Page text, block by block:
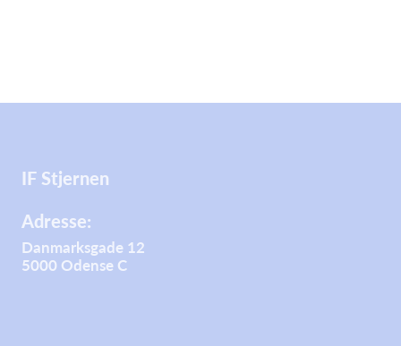
IF Stjernen
Adresse:
Danmarksgade 12
5000 Odense C